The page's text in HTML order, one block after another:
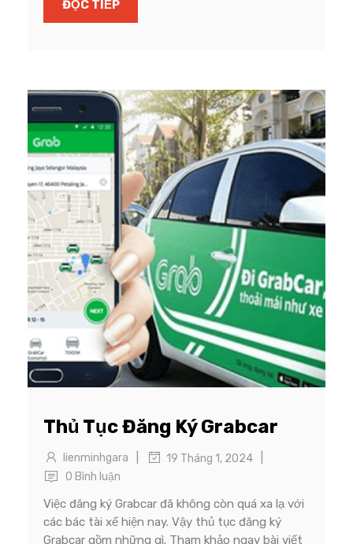
ĐỌC TIẾP
Thủ Tục Đăng Ký Grabcar
lienminhgara 19 Tháng 1, 2024
0 Bình luận
Việc đăng ký Grabcar đã không còn quá xa lạ với
các bác tài xế hiện nay. Vậy thủ tục đăng ký
Grabcar gồm những gì. Tham khảo ngay bài viết